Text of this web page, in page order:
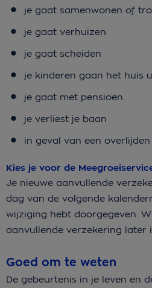
je gaat samenwonen of
je gaat verhuizen
je gaat scheiden
je kinderen gaan het huis
je gaat met pensioen
je verliest je baan
in geval van een overlijden
Kies je voor de
Je nieuwe aanvullende
dag van de volgende
wijziging hebt doorgegeven.
aanvullende verzekering later
Goed om te weten
De gebeurtenis in je leven en